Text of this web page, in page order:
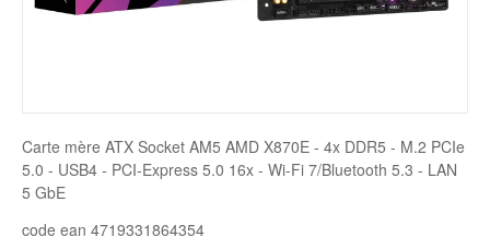
Disque SSD
Carte mère ATX Socket AM5 AMD X870E - 4x DDR5 - M.2 PCIe
5.0 - USB4 - PCI-Express 5.0 16x - Wi-Fi 7/Bluetooth 5.3 - LAN
5 GbE
code ean 4719331864354